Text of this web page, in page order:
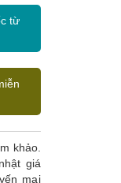
từ
khảo.
giá
mại